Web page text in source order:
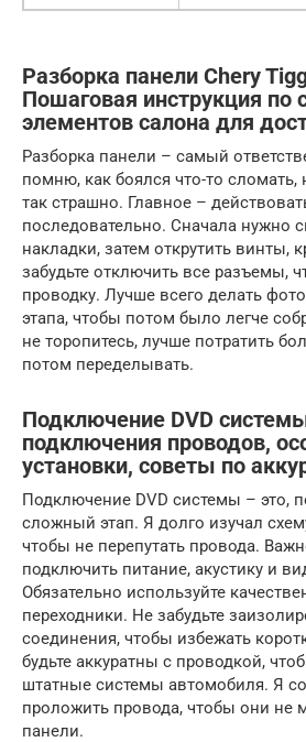
Разборка панели Chery
Пошаговая инструкция по
элементов салона для
Разборка панели – самый
помню, как боялся что-то сломать,
так страшно. Главное –
последовательно. Сначала нужно
накладки, затем открутить винты,
забудьте отключить все разъемы,
проводку. Лучше всего делать
этапа, чтобы потом было легче
не торопитесь, лучше потратить
потом переделывать.
Подключение DVD
подключения проводов,
установки, советы по
Подключение DVD системы – это,
сложный этап. Я долго изучал
чтобы не перепутать провода.
подключить питание, акустику и
Обязательно используйте
переходники. Не забудьте
соединения, чтобы избежать
будьте аккуратны с проводкой,
штатные системы автомобиля. Я
проложить провода, чтобы они не
панели.